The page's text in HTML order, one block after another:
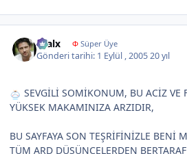
kralx ΦSüper Üye
Gönderi tarihi: 1 Eylül , 200520 yıl
SEVGİLİ SOMİKONUM, BU ACİZ VE
YÜKSEK MAKAMINIZA ARZIDIR,
BU SAYFAYA SON TEŞRİFİNİZLE BENİ
TÜM ARD DÜŞÜNCELERDEN